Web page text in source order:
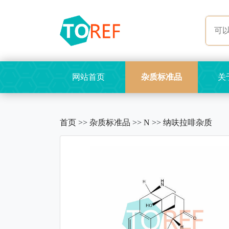
网站首页 杂质标准品 关
首页 >> 杂质标准品 >> N >> 纳呋拉啡杂质